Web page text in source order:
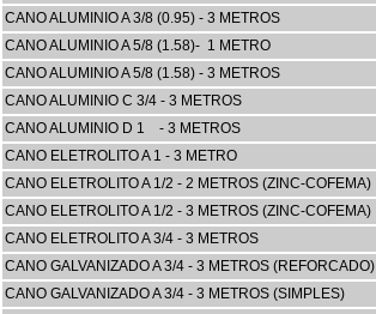
CANO ALUMINIO A 3/8 (0.95) - 3 METROS
CANO ALUMINIO A 5/8 (1.58)- 1 METRO
CANO ALUMINIO A 5/8 (1.58) - 3 METROS
CANO ALUMINIO C 3/4 - 3 METROS
CANO ALUMINIO D 1 - 3 METROS
CANO ELETROLITO A 1 - 3 METRO
CANO ELETROLITO A 1/2 - 2 METROS (ZINC-COFEMA)
CANO ELETROLITO A 1/2 - 3 METROS (ZINC-COFEMA)
CANO ELETROLITO A 3/4 - 3 METROS
CANO GALVANIZADO A 3/4 - 3 METROS (REFORCADO)
CANO GALVANIZADO A 3/4 - 3 METROS (SIMPLES)